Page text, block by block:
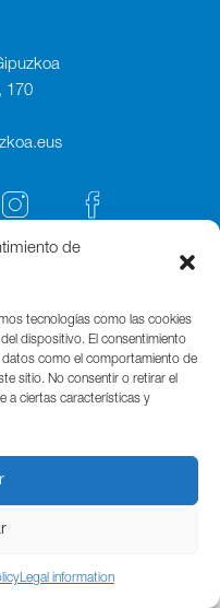
de
tecnologías como las cookies
dispositivo. El consentimiento
como el comportamiento de
sitio. No consentir o retirar el
a ciertas características y
Legal information
170